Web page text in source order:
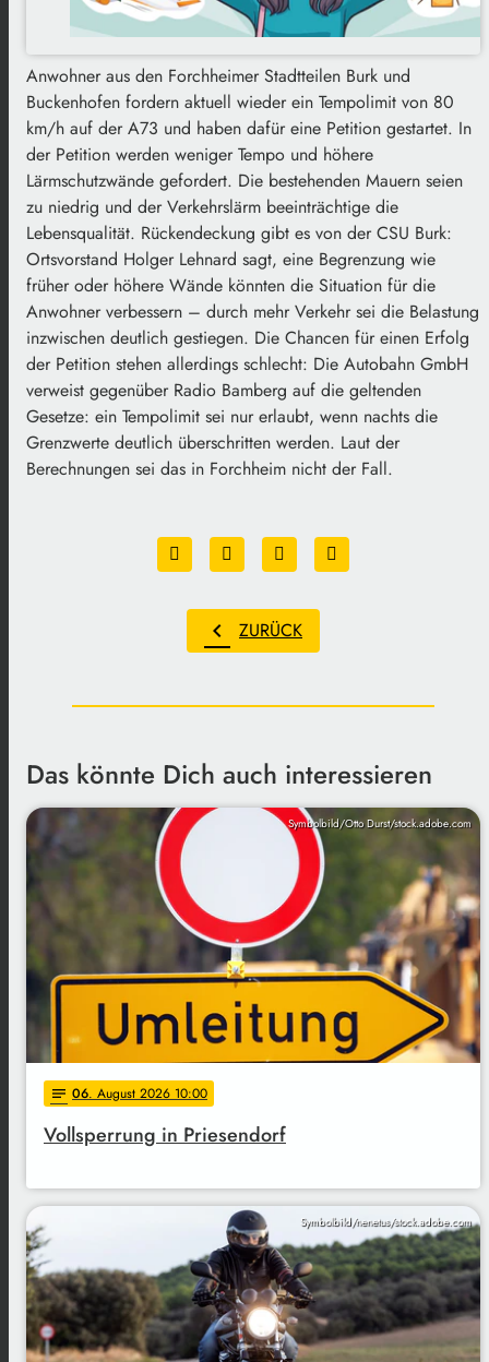
Anwohner aus den Forchheimer Stadtteilen Burk und
Buckenhofen fordern aktuell wieder ein Tempolimit von 80
km/h auf der A73 und haben dafür eine Petition gestartet. In
der Petition werden weniger Tempo und höhere
Lärmschutzwände gefordert. Die bestehenden Mauern seien
zu niedrig und der Verkehrslärm beeinträchtige die
Lebensqualität. Rückendeckung gibt es von der CSU Burk:
Ortsvorstand Holger Lehnard sagt, eine Begrenzung wie
früher oder höhere Wände könnten die Situation für die
Anwohner verbessern – durch mehr Verkehr sei die Belastung
inzwischen deutlich gestiegen. Die Chancen für einen Erfolg
der Petition stehen allerdings schlecht: Die Autobahn GmbH
verweist gegenüber Radio Bamberg auf die geltenden
Gesetze: ein Tempolimit sei nur erlaubt, wenn nachts die
Grenzwerte deutlich überschritten werden. Laut der
Berechnungen sei das in Forchheim nicht der Fall.
chevron_left ZURÜCK
Das könnte Dich auch interessieren
Symbolbild/Otto Durst/stock.adobe.com
notes 06. August 2026 10:00
Vollsperrung in Priesendorf
Symbolbild/nenetus/stock.adobe.com